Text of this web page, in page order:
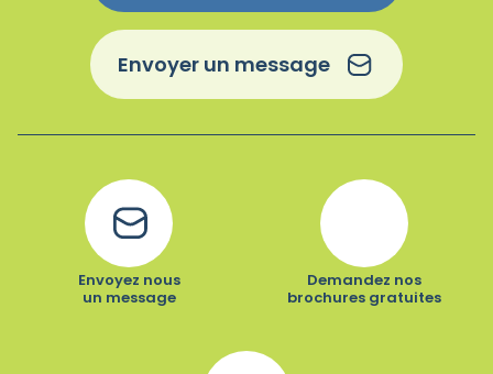
Envoyer un message
Envoyez nous
un message
Demandez nos
brochures gratuites